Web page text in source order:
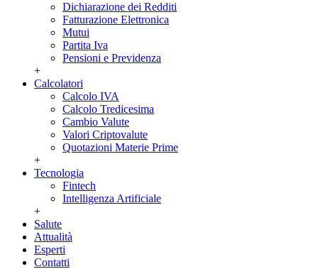
Dichiarazione dei Redditi
Fatturazione Elettronica
Mutui
Partita Iva
Pensioni e Previdenza
+
Calcolatori
Calcolo IVA
Calcolo Tredicesima
Cambio Valute
Valori Criptovalute
Quotazioni Materie Prime
+
Tecnologia
Fintech
Intelligenza Artificiale
+
Salute
Attualità
Esperti
Contatti